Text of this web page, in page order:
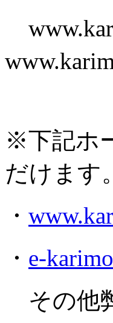
※下記ホ
だけます。
・
・ e-
その他